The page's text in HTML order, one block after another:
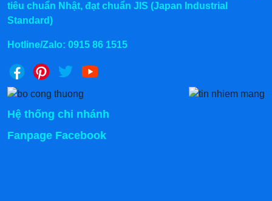
tiêu chuẩn Nhật, đạt chuẩn JIS (Japan Industrial
Standard)
Hotline/Zalo: 0915 86 1515
Hệ thống chi nhánh
Fanpage Facebook